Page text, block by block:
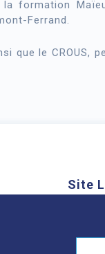
formation
Ferrand.
que le CROUS,
Site